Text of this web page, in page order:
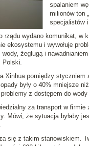
spalaniem
milionów ton
specjalistów
rządu wydano komunikat, w
ekosystemu i wywołuje
żeglugą i
Polski.
Xinhua pomiędzy
były o 40% mniejsze
z dostępem do
za transport w
Mówi, że sytuacja byłaby
się z takim stanowiskiem.